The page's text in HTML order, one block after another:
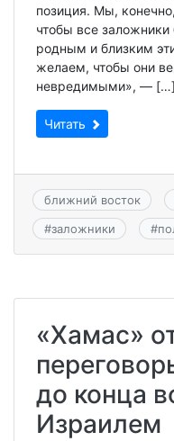
позиция. Мы,
чтобы все
родным и близким
желаем, чтобы они
невредимыми», — […]
Читать
ближний восток
#заложники #
«Хамас»
до конца
Израилем